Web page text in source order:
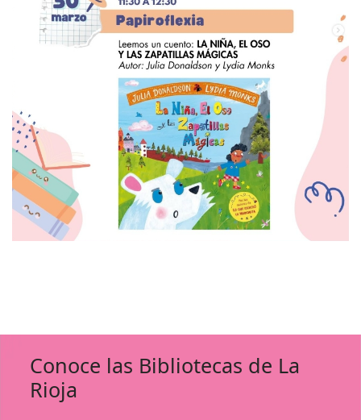
Conoce las Bibliotecas de La
Rioja